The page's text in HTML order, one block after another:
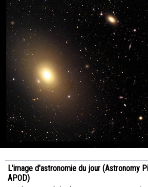
L'image d'astronomie du jour (Astronomy
APOD)